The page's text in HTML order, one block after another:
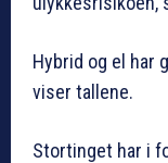
Hybrid og el har
viser tallene.
Stortinget har i